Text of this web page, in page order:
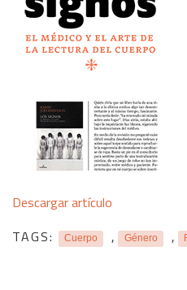
Descargar artículo
TAGS:
Cuerpo , Género ,